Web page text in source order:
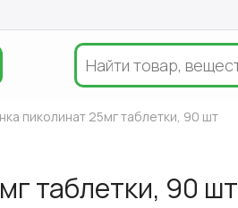
пиколинат 25мг таблетки, 90 шт
таблетки, 90 шт